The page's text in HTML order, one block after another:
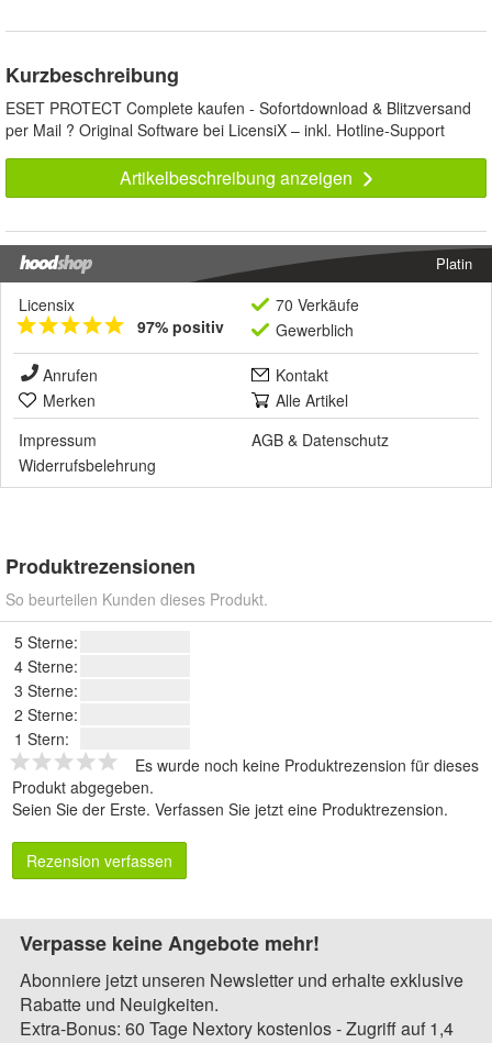
Kurzbeschreibung
ESET PROTECT Complete kaufen - Sofortdownload & Blitzversand
per Mail ? Original Software bei LicensiX – inkl. Hotline-Support
Artikelbeschreibung anzeigen
Platin
Licensix
97% positiv
70 Verkäufe
Gewerblich
Anrufen
Kontakt
Merken
Alle Artikel
Impressum
AGB & Datenschutz
Widerrufsbelehrung
Produktrezensionen
So beurteilen Kunden dieses Produkt.
5 Sterne:
4 Sterne:
3 Sterne:
2 Sterne:
1 Stern:
Es wurde noch keine Produktrezension für dieses
Produkt abgegeben.
Seien Sie der Erste. Verfassen Sie jetzt eine Produktrezension.
Rezension verfassen
Verpasse keine Angebote mehr!
Abonniere jetzt unseren Newsletter und erhalte exklusive
Rabatte und Neuigkeiten.
Extra-Bonus: 60 Tage Nextory kostenlos - Zugriff auf 1,4